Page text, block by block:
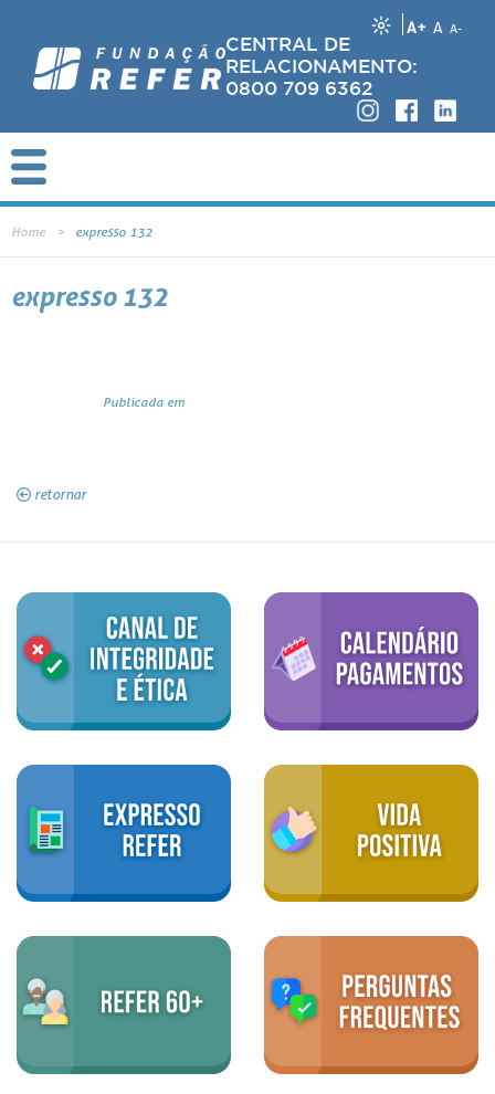
A+ A A-
CENTRAL DE
RELACIONAMENTO:
0800 709 6362
Home expresso 132
expresso 132
Publicada em
retornar